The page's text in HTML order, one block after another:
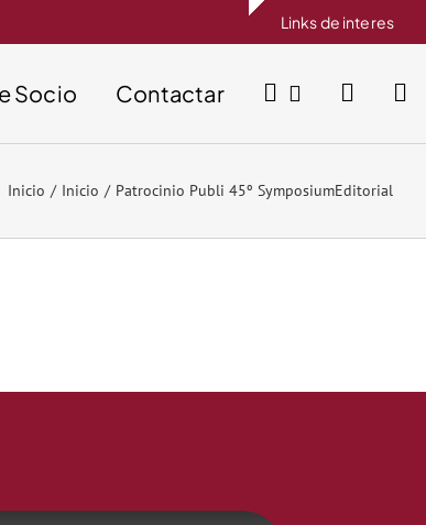
Links de interes
Socio Contactar
Inicio Inicio Patrocinio Publi 45º SymposiumEditorial